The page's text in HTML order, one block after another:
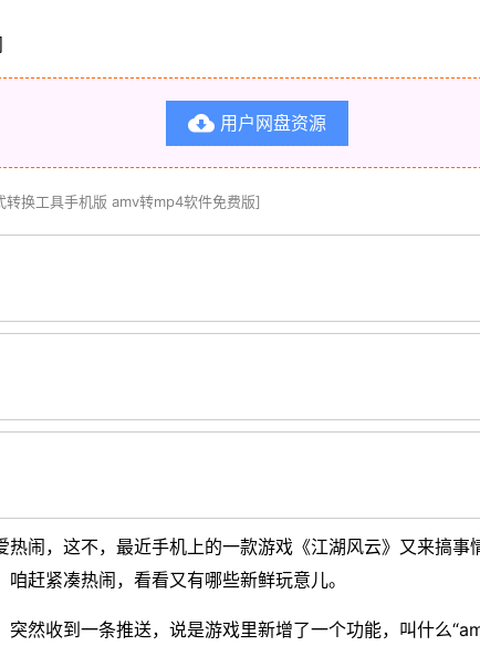
用户网盘资源
换工具手机版 amv转mp4软件免费版]
热闹，这不，最近手机上的一款游戏《江湖风云》又来搞
赶紧凑热闹，看看又有哪些新鲜玩意儿。
突然收到一条推送，说是游戏里新增了一个功能，叫什么